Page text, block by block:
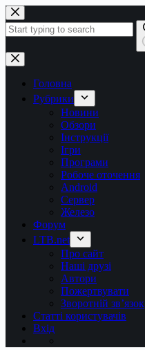
Перейти
до
вмісту
Немає
результатів
Головна
Рубрики
Новини
Обзори
Інструкції
Ігри
Програми
Робоче оточення
Android
Сервер
Железо
Форум
LTB.net
Про сайт
Наші друзі
Автори
Пожертвувати
Зворотній зв’язок
Статті користувачів
Вхід